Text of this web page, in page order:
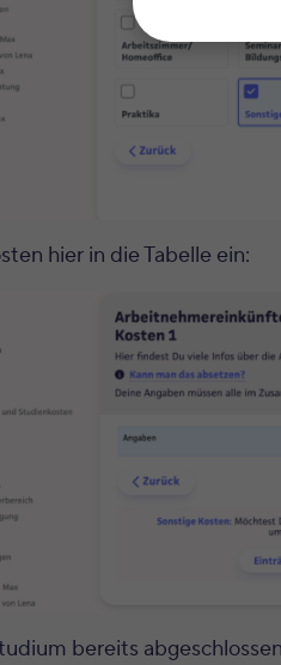
hier in die Tabelle ein:
bereits